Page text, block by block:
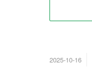
2025-10-16
/